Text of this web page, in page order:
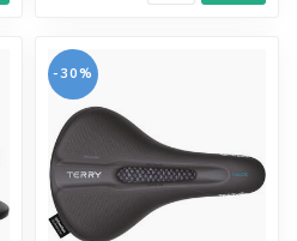
-30%